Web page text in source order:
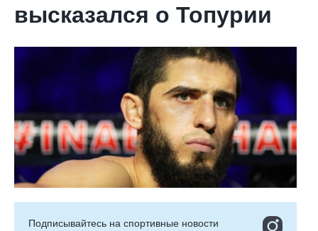
высказался о Топурии
Подписывайтесь на cпортивные новости